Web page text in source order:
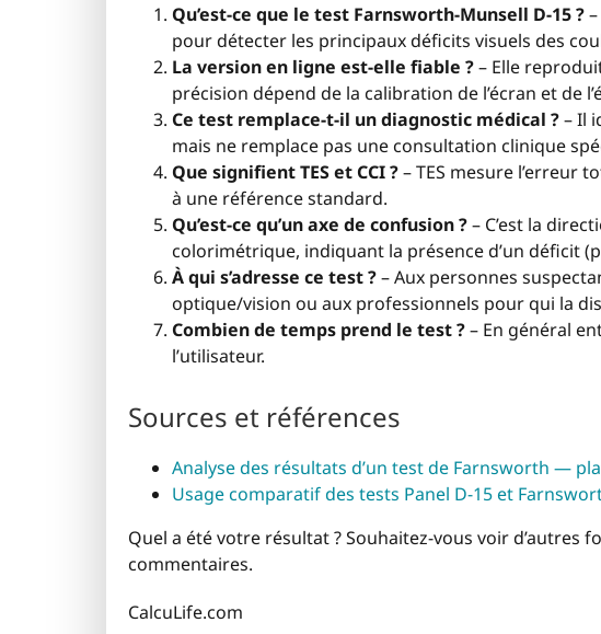
Qu’est-ce que le test Farnsworth-Munsell D-15 ?
pour détecter les principaux déficits visuels des
La version en ligne est-elle fiable ?– Elle
précision dépend de la calibration de l’écran et de
Ce test remplace-t-il un diagnostic médical ?– Il
mais ne remplace pas une consultation clinique
Que signifient TES et CCI ?– TES mesure l’erreur
à une référence standard.
Qu’est-ce qu’un axe de confusion ?– C’est la
colorimétrique, indiquant la présence d’un déficit
À qui s’adresse ce test ?– Aux personnes
optique/vision ou aux professionnels pour qui la
Combien de temps prend le test ?– En général
l’utilisateur.
Sources et références
Analyse des résultats d’un test de Farnsworth —
Usage comparatif des tests Panel D-15 et
Quel a été votre résultat ? Souhaitez-vous voir d’autres
commentaires.
CalcuLife.com